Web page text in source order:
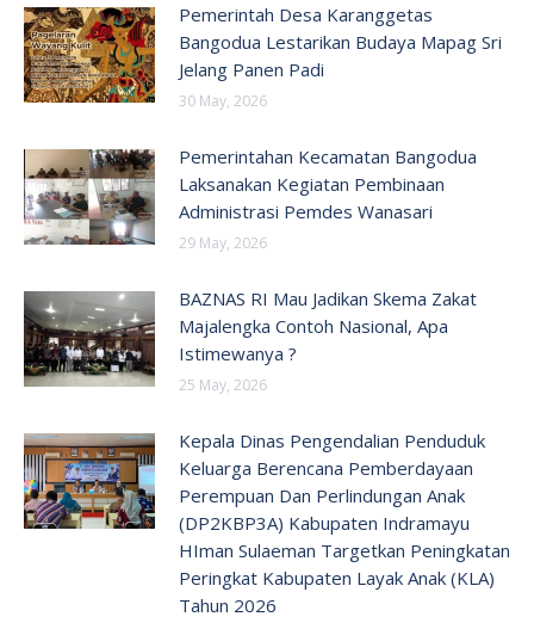
Pemerintah Desa Karanggetas
Bangodua Lestarikan Budaya Mapag Sri
Jelang Panen Padi
30 May, 2026
Pemerintahan Kecamatan Bangodua
Laksanakan Kegiatan Pembinaan
Administrasi Pemdes Wanasari
29 May, 2026
BAZNAS RI Mau Jadikan Skema Zakat
Majalengka Contoh Nasional, Apa
Istimewanya ?
25 May, 2026
Kepala Dinas Pengendalian Penduduk
Keluarga Berencana Pemberdayaan
Perempuan Dan Perlindungan Anak
(DP2KBP3A) Kabupaten Indramayu
HIman Sulaeman Targetkan Peningkatan
Peringkat Kabupaten Layak Anak (KLA)
Tahun 2026